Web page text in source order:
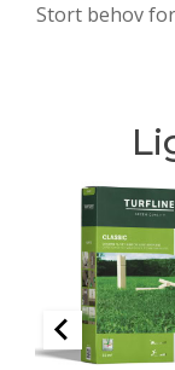
Stort behov